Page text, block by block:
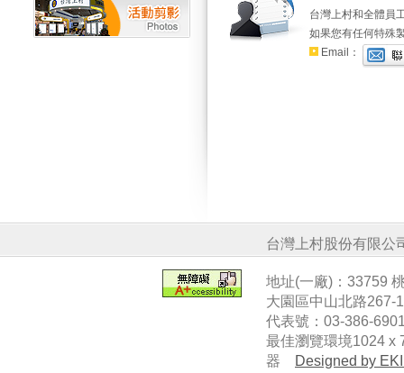
台灣上村和全體員
如果您有任何特殊
Email：
台灣上村股份有
地址(一廠)：33759
大園區中山北路267-
代表號：03-386-
最佳瀏覽環境1024 x
器 Designed by